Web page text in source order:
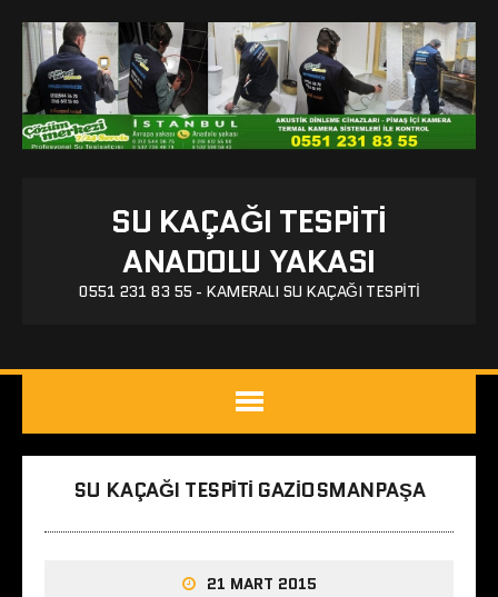
SU KAÇAĞI TESPITI
ANADOLU YAKASI
0551 231 83 55 - KAMERALI SU KAÇAĞI TESPITI
SU KAÇAĞI TESPITI GAZIOSMANPAŞA
21 MART 2015